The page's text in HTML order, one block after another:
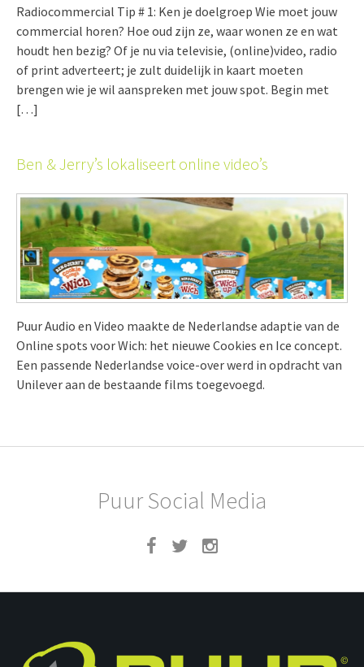
Radiocommercial Tip # 1: Ken je doelgroep Wie moet jouw
commercial horen? Hoe oud zijn ze, waar wonen ze en wat
houdt hen bezig? Of je nu via televisie, (online)video, radio
of print adverteert; je zult duidelijk in kaart moeten
brengen wie je wil aanspreken met jouw spot. Begin met
[…]
Ben & Jerry’s lokaliseert online video’s
Puur Audio en Video maakte de Nederlandse adaptie van de
Online spots voor Wich: het nieuwe Cookies en Ice concept.
Een passende Nederlandse voice-over werd in opdracht van
Unilever aan de bestaande films toegevoegd.
Puur Social Media